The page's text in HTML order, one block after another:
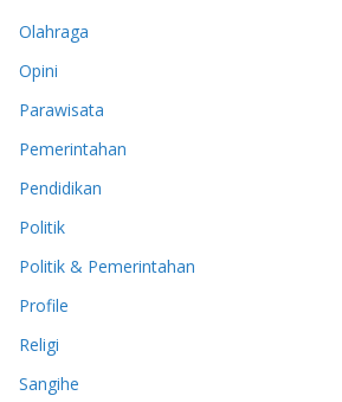
Olahraga
Opini
Parawisata
Pemerintahan
Pendidikan
Politik
Politik & Pemerintahan
Profile
Religi
Sangihe